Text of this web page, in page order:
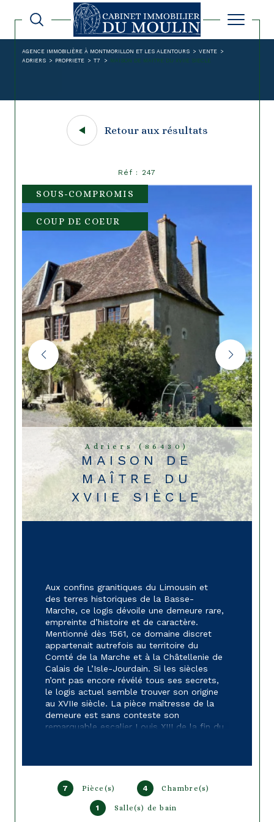
AGENCE IMMOBILIÈRE À MONTMORILLON ET LES ALENTOURS
VENTE
ADRIERS
PROPRIETE T7 MAISON DE MAITRE DU XVIIE SIECLE
Retour aux résultats
Réf : 247
SOUS-COMPROMIS
COUP DE COEUR
Adriers (86430)
MAISON DE
MAÎTRE DU
XVIIE SIÈCLE
7 Pièce(s) 4 Chambre(s)
1 Salle(s) de bain
Aux confins granitiques du Limousin et
des terres historiques de la Basse-
Marche, ce logis dévoile une demeure rare,
empreinte d’histoire et de caractère.
Mentionné dès 1561, ce domaine discret
appartenait autrefois au territoire du
Comté de la Marche et à la Châtellenie de
Calais de L’Isle-Jourdain. Si les siècles
n’ont pas encore révélé tous ses secrets,
le logis actuel semble trouver son origine
au XVIIe siècle. La pièce maîtresse de la
demeure est sans conteste son
remarquable escalier Louis XIII de la fin du
témoignage architectural rare et confère à
l’ensemble une noblesse singulière. Par
ses volumes harmonieux, son atmosphère